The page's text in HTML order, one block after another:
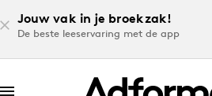
Jouw vak in je broekzak!
De beste leeservaring met de app